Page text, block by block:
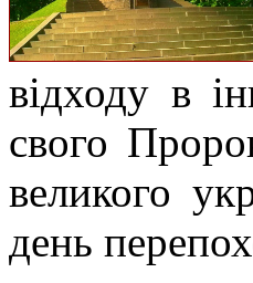
відходу в
свого
великого
день